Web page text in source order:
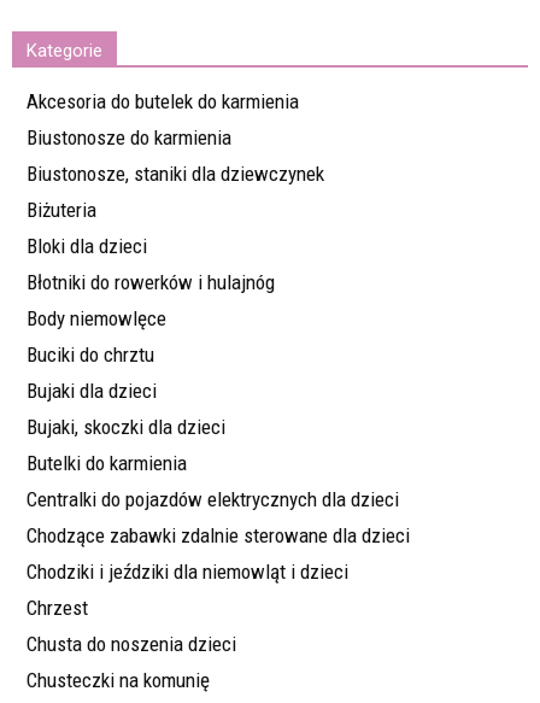
Kategorie
Akcesoria do butelek do karmienia
Biustonosze do karmienia
Biustonosze, staniki dla dziewczynek
Biżuteria
Bloki dla dzieci
Błotniki do rowerków i hulajnóg
Body niemowlęce
Buciki do chrztu
Bujaki dla dzieci
Bujaki, skoczki dla dzieci
Butelki do karmienia
Centralki do pojazdów elektrycznych dla dzieci
Chodzące zabawki zdalnie sterowane dla dzieci
Chodziki i jeździki dla niemowląt i dzieci
Chrzest
Chusta do noszenia dzieci
Chusteczki na komunię